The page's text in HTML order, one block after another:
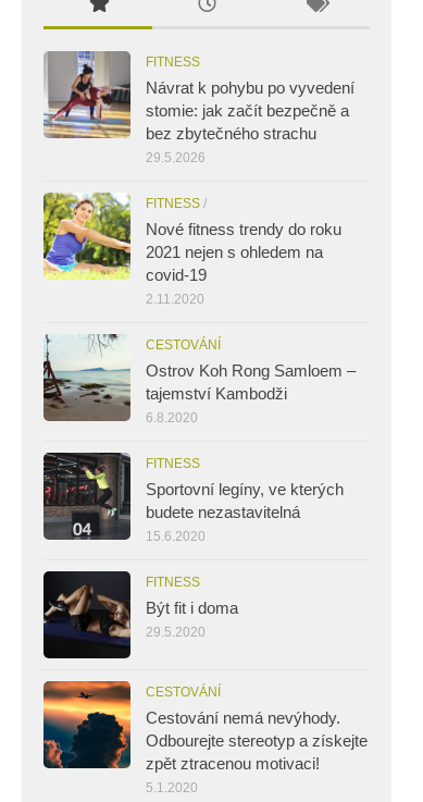
FITNESS
Návrat k pohybu po vyvedení
stomie: jak začít bezpečně a
bez zbytečného strachu
29.5.2026
FITNESS /
Nové fitness trendy do roku
2021 nejen s ohledem na
covid-19
2.11.2020
CESTOVÁNÍ
Ostrov Koh Rong Samloem –
tajemství Kambodži
6.8.2020
FITNESS
Sportovní legíny, ve kterých
budete nezastavitelná
15.6.2020
FITNESS
Být fit i doma
29.5.2020
CESTOVÁNÍ
Cestování nemá nevýhody.
Odbourejte stereotyp a získejte
zpět ztracenou motivaci!
5.1.2020